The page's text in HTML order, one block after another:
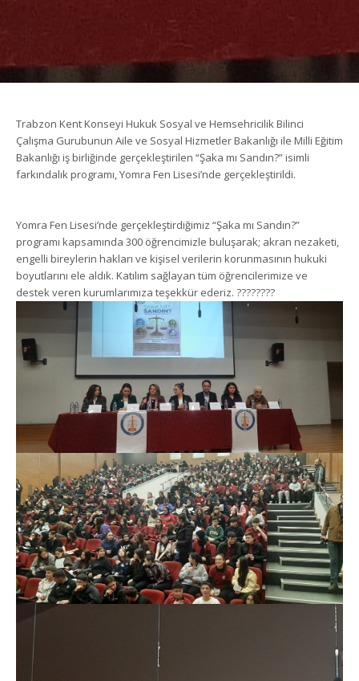
Trabzon Kent Konseyi Hukuk Sosyal ve Hemsehricilik Bilinci
Çalışma Gurubunun Aile ve Sosyal Hizmetler Bakanlığı ile Milli Eğitim
Bakanlığı iş birliğinde gerçekleştirilen “Şaka mı Sandın?” isimli
farkındalık programı, Yomra Fen Lisesi’nde gerçekleştirildi.
Yomra Fen Lisesi’nde gerçekleştirdiğimiz “Şaka mı Sandın?”
programı kapsamında 300 öğrencimizle buluşarak; akran nezaketi,
engelli bireylerin hakları ve kişisel verilerin korunmasının hukuki
boyutlarını ele aldık. Katılım sağlayan tüm öğrencilerimize ve
destek veren kurumlarımıza teşekkür ederiz. ????????